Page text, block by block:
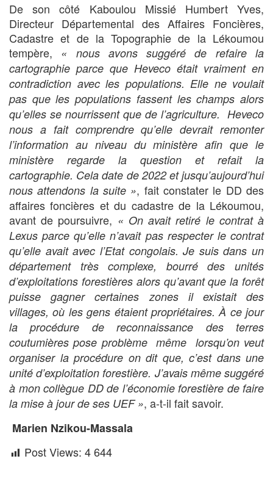
De son côté Kaboulou Missié Humbert Yves,
Directeur Départemental des Affaires Foncières,
Cadastre et de la Topographie de la Lékoumou
tempère, « nous avons suggéré de refaire la
cartographie parce que Heveco était vraiment en
contradiction avec les populations. Elle ne voulait
pas que les populations fassent les champs alors
qu’elles se nourrissent que de l’agriculture. Heveco
nous a fait comprendre qu’elle devrait remonter
l’information au niveau du ministère afin que le
ministère regarde la question et refait la
cartographie. Cela date de 2022 et jusqu’aujourd’hui
nous attendons la suite », fait constater le DD des
affaires foncières et du cadastre de la Lékoumou,
avant de poursuivre, « On avait retiré le contrat à
Lexus parce qu’elle n’avait pas respecter le contrat
qu’elle avait avec l’Etat congolais. Je suis dans un
département très complexe, bourré des unités
d’exploitations forestières alors qu’avant que la forêt
puisse gagner certaines zones il existait des
villages, où les gens étaient propriétaires. À ce jour
la procédure de reconnaissance des terres
coutumières pose problème même lorsqu’on veut
organiser la procédure on dit que, c’est dans une
unité d’exploitation forestière. J’avais même suggéré
à mon collègue DD de l’économie forestière de faire
la mise à jour de ses UEF », a-t-il fait savoir.
Marien Nzikou-Massala
Post Views: 4 644